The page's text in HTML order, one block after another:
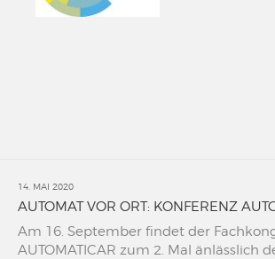
14. MAI 2020
AUTOMAT VOR ORT: KONFERENZ
Am 16. September findet der
AUTOMATICAR zum 2. Mal änlässlich